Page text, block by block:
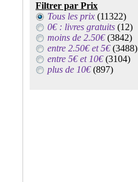
Filtrer par Prix
Tous les prix (11322)
0€ : livres gratuits (12)
moins de 2.50€(3842)
entre 2.50€ et 5€(3488)
entre 5€ et 10€(3104)
plus de 10€(897)